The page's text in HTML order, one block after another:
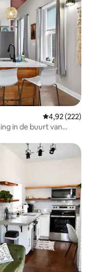
Gemiddelde
4,92 (222)
in de buurt van